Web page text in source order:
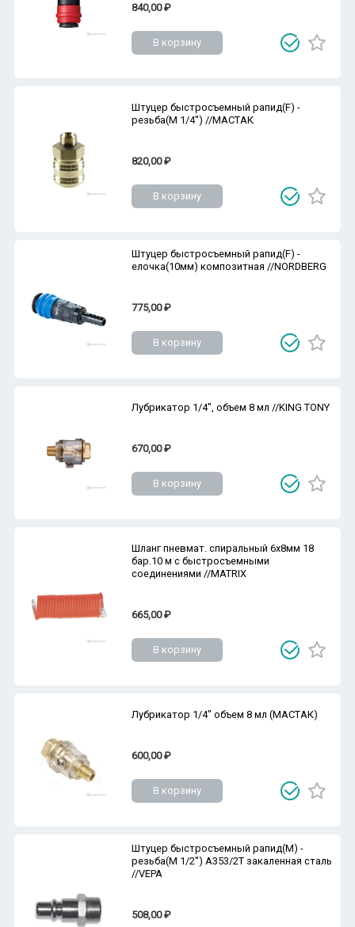
840,00 ₽
В корзину
Штуцер быстросъемный рапид(F) -
резьба(M 1/4'') //МАСТАК
820,00 ₽
В корзину
Штуцер быстросъемный рапид(F) -
елочка(10мм) композитная //NORDBERG
775,00 ₽
В корзину
Лубрикатор 1/4", объем 8 мл //KING TONY
670,00 ₽
В корзину
Шланг пневмат. спиральный 6х8мм 18
бар.10 м с быстросъемными
соединениями //MATRIX
665,00 ₽
В корзину
Лубрикатор 1/4" объем 8 мл (МАСТАК)
600,00 ₽
В корзину
Штуцер быстросъемный рапид(M) -
резьба(M 1/2'') A353/2T закаленная сталь
//VEPA
508,00 ₽